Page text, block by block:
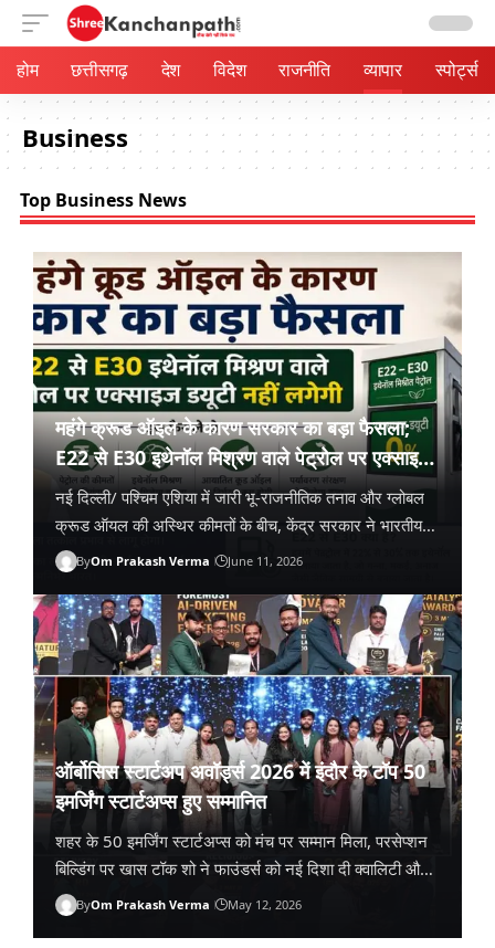
होम छत्तीसगढ़ देश विदेश राजनीति व्यापार स्पोर्ट्स
Business
Top Business News
महंगे क्रूड ऑइल के कारण सरकार का बड़ा फैसला;
E22 से E30 इथेनॉल मिश्रण वाले पेट्रोल पर एक्साइज
ड्यूटी नहीं लगेगी
नई दिल्ली/ पश्चिम एशिया में जारी भू-राजनीतिक तनाव और ग्लोबल
क्रूड ऑयल की अस्थिर कीमतों के बीच, केंद्र सरकार ने भारतीय
अर्थव्यवस्था और आम आदमी के लिए एक बड़ा कदम…
ByOm Prakash Verma June 11, 2026
ऑर्बोसिस स्टार्टअप अवॉर्ड्स 2026 में इंदौर के टॉप 50
इमर्जिंग स्टार्टअप्स हुए सम्मानित
शहर के 50 इमर्जिंग स्टार्टअप्स को मंच पर सम्मान मिला, परसेप्शन
बिल्डिंग पर खास टॉक शो ने फाउंडर्स को नई दिशा दी क्वालिटी और
स्मार्ट पीआर से ब्रांड पहचान बनाने…
ByOm Prakash Verma May 12, 2026